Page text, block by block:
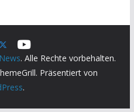
. Alle Rechte vorbehalten.
Präsentiert von
.